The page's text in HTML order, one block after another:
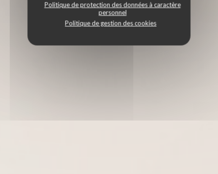
Politique de protection des données à caractère
personnel
Politique de gestion des cookies